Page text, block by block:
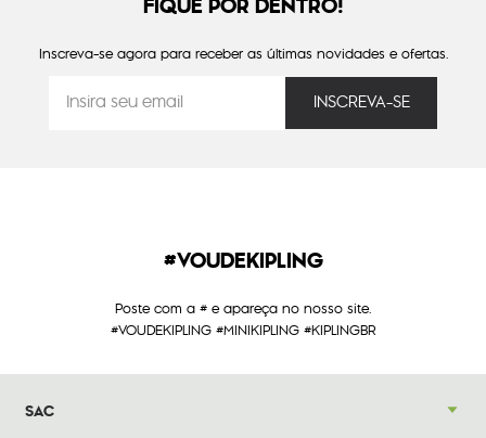
Inscreva-se agora para receber as últimas novidades e ofertas.
#VOUDEKIPLING
Poste com a # e apareça no nosso site.
#VOUDEKIPLING #MINIKIPLING #KIPLINGBR
SAC